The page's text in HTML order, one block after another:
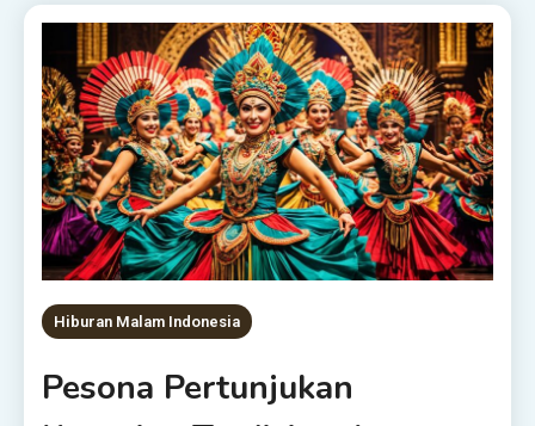
Hiburan Malam Indonesia
Pesona Pertunjukan